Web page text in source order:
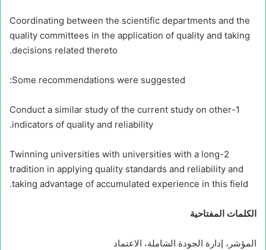
Coordinating between the scientific departments and the
quality committees in the application of quality and taking
decisions related thereto.
Some recommendations were suggested:
1-Conduct a similar study of the current study on other
indicators of quality and reliability.
2-Twinning universities with universities with a long
tradition in applying quality standards and reliability and
taking advantage of accumulated experience in this field.
الكلمات المفتاحية
المؤشر، إدارة الجودة الشاملة، الاعتماد